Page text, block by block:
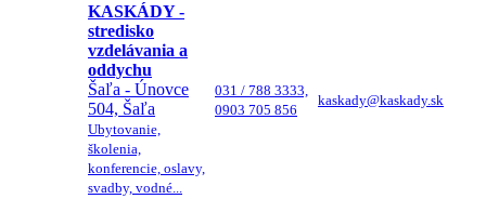
KASKÁDY -
stredisko
vzdelávania a
oddychu
Šaľa - Únovce
504, Šaľa
Ubytovanie,
školenia,
konferencie, oslavy,
svadby, vodné...
031 / 788 3333,
0903 705 856
kaskady@kaskady.sk